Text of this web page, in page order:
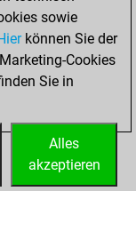
sowie
können Sie der
Cookies
Sie in
Alles
akzeptieren